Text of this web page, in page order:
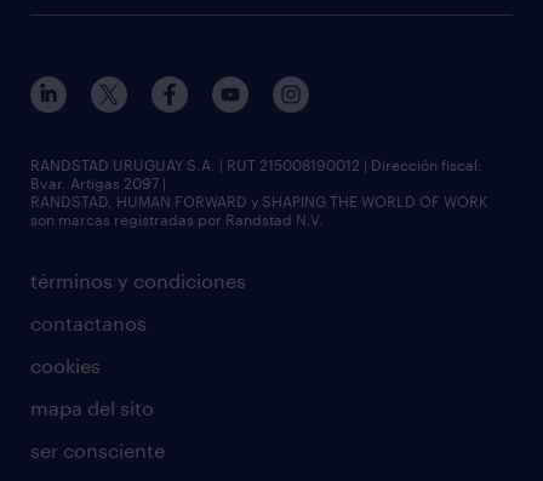
términos y condiciones
contactanos
cookies
mapa del sito
ser consciente
RANDSTAD URUGUAY S.A. | RUT 215008190012 | Dirección fiscal:
Bvar. Artigas 2097 |
RANDSTAD, HUMAN FORWARD y SHAPING THE WORLD OF WORK
son marcas registradas por Randstad N.V.